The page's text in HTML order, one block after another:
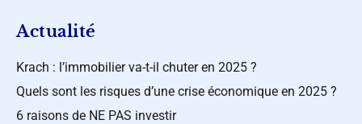
Actualité
Krach : l’immobilier va-t-il chuter en 2025 ?
Quels sont les risques d’une crise économique en 2025 ?
6 raisons de NE PAS investir